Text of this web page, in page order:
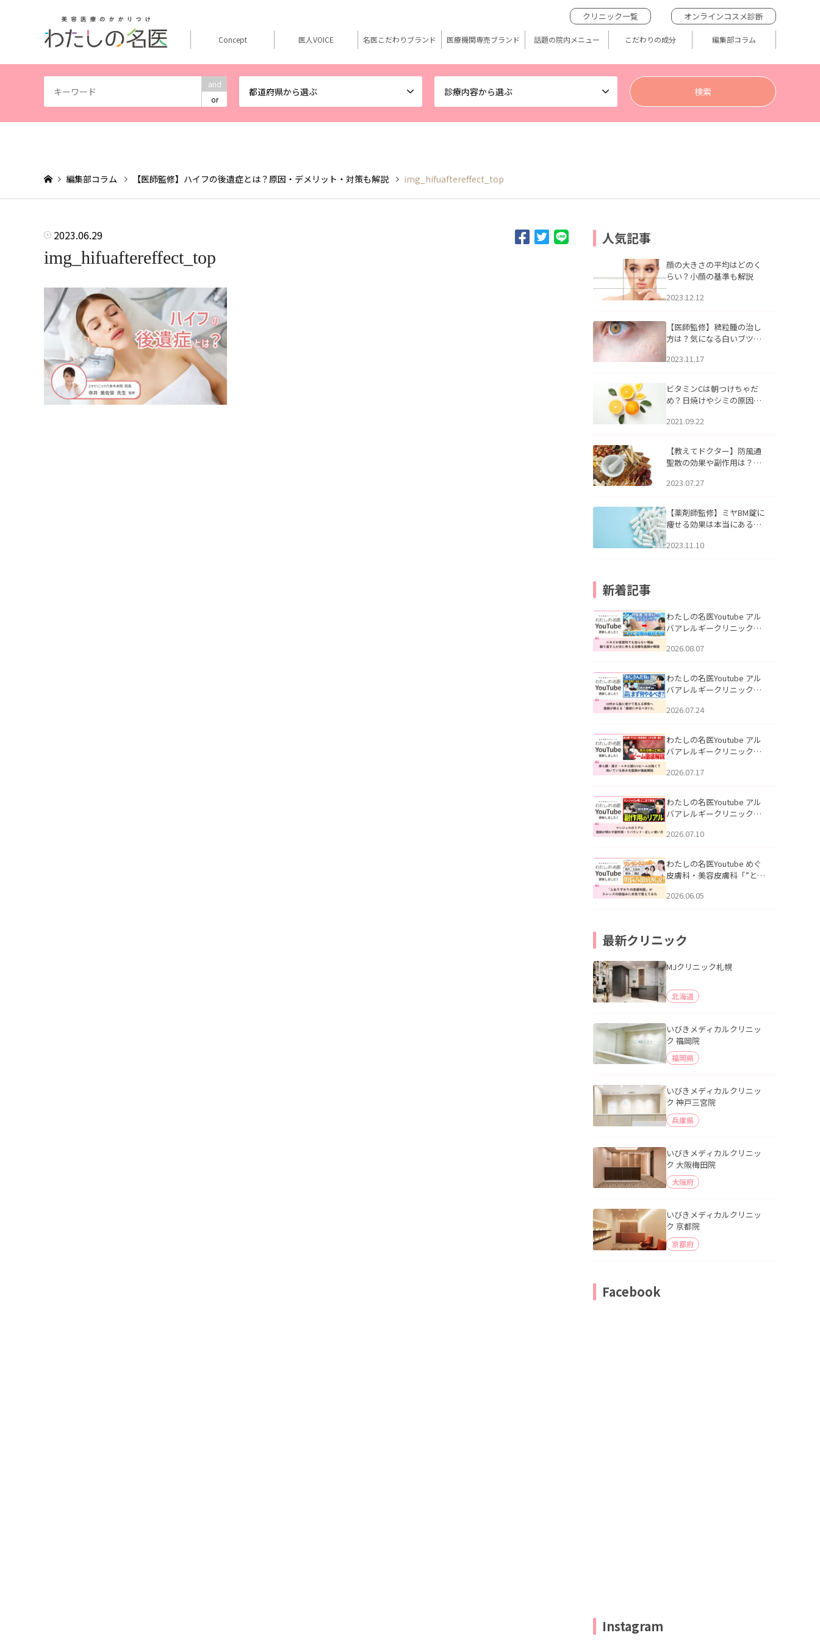
and
or
都道府県から選ぶ 診療内容から選ぶ
クリニック一覧 オンラインコスメ診断
Concept 医人VOICE 名医こだわりブランド 医療機関専売ブランド 話題の院内メニュー こだわりの成分 編集部コラム
編集部コラム 【医師監修】ハイフの後遺症とは？原因・デメリット・対策も解説 img_hifuaftereffect_top
2023.06.29
img_hifuaftereffect_top
人気記事
顔の大きさの平均はどのく
らい？小顔の基準も解説
2023.12.12
【医師監修】稗粒腫の治し
方は？気になる白いブツブ
アについて
2023.11.17
ビタミンCは朝つけちゃだ
め？日焼けやシミの原因に
2021.09.22
【教えてドクター】防風通
聖散の効果や副作用は？長
2023.07.27
【薬剤師監修】ミヤBM錠に
痩せる効果は本当にある
2023.11.10
新着記事
わたしの名医Youtube アル
バアレルギークリニック札
らない理由｜繰り返す人が
説」を公開いたしました。
2026.08.07
わたしの名医Youtube アル
バアレルギークリニック札
える男性へ｜医師が教える
公開いたしました。
2026.07.24
わたしの名医Youtube アル
バアレルギークリニック札
跡にVビームは効く？向いて
説」を公開いたしました。
2026.07.17
わたしの名医Youtube アル
バアレルギークリニック札
医師が明かす副作用・リバ
公開いたしました。
2026.07.10
わたしの名医Youtube めぐ
皮膚科・美容皮膚科「”とお
ッズの肌悩みに本気で答え
2026.06.05
最新クリニック
MJクリニック札幌
北海道
いびきメディカルクリニッ
ク 福岡院
福岡県
いびきメディカルクリニッ
ク 神戸三宮院
兵庫県
いびきメディカルクリニッ
ク 大阪梅田院
大阪府
いびきメディカルクリニッ
ク 京都院
京都府
Facebook
Instagram